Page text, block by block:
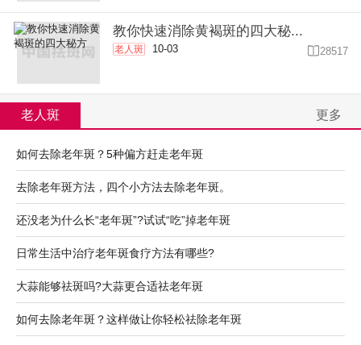
教你快速消除黄褐斑的四大秘...
老人斑 10-03  28517
老人斑 更多
如何去除老年斑？5种偏方赶走老年斑
去除老年斑方法，四个小方法去除老年斑。
还没老为什么长“老年斑”?试试“吃”掉老年斑
日常生活中治疗老年斑食疗方法有哪些?
大蒜能够祛斑吗?大蒜更合适祛老年斑
如何去除老年斑？这样做让你轻松祛除老年斑